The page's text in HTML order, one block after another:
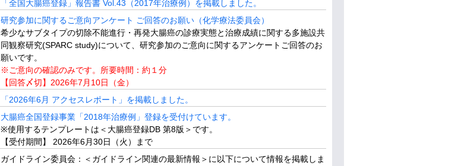
「全国大腸癌登録」報告書 Vol.43（2017年治療例）を掲載しました。
研究参加に関するご意向アンケート ご回答のお願い（化学療法委員会）
希少なサブタイプの切除不能進行・再発大腸癌の診療実態と治療成績に関する多施設共
同観察研究(SPARC study)について、研究参加のご意向に関するアンケートご回答のお
願いです。
※ご意向の確認のみです。所要時間：約１分
【回答〆切】2026年7月10日（金）
「2026年6月 アクセスレポート」を掲載しました。
大腸癌全国登録事業「2018年治療例」登録を受付けています。
※使用するテンプレートは＜大腸癌登録DB 第8版＞です。
【受付期間】 2026年6月30日（火）まで
ガイドライン委員会：＜ガイドライン関連の最新情報＞に以下について情報を掲載しま